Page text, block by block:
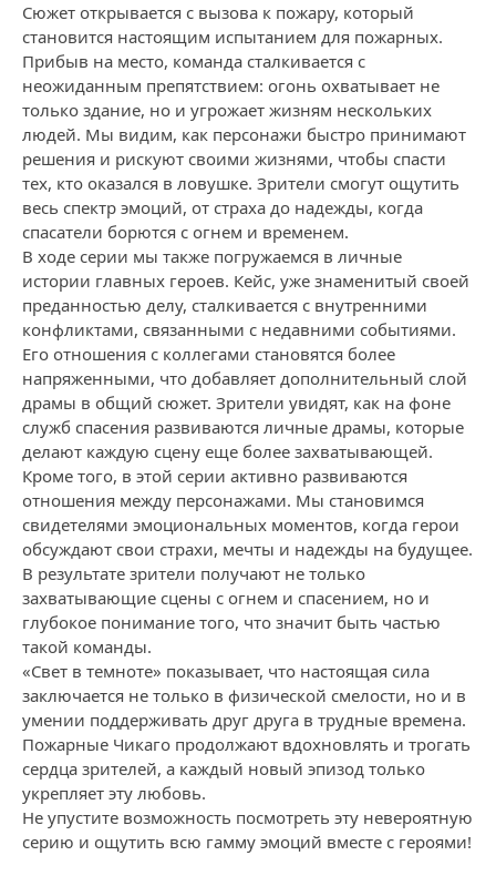
Сюжет открывается с вызова к пожару, который
становится настоящим испытанием для пожарных.
Прибыв на место, команда сталкивается с
неожиданным препятствием: огонь охватывает не
только здание, но и угрожает жизням нескольких
людей. Мы видим, как персонажи быстро принимают
решения и рискуют своими жизнями, чтобы спасти
тех, кто оказался в ловушке. Зрители смогут ощутить
весь спектр эмоций, от страха до надежды, когда
спасатели борются с огнем и временем.
В ходе серии мы также погружаемся в личные
истории главных героев. Кейс, уже знаменитый своей
преданностью делу, сталкивается с внутренними
конфликтами, связанными с недавними событиями.
Его отношения с коллегами становятся более
напряженными, что добавляет дополнительный слой
драмы в общий сюжет. Зрители увидят, как на фоне
служб спасения развиваются личные драмы, которые
делают каждую сцену еще более захватывающей.
Кроме того, в этой серии активно развиваются
отношения между персонажами. Мы становимся
свидетелями эмоциональных моментов, когда герои
обсуждают свои страхи, мечты и надежды на будущее.
В результате зрители получают не только
захватывающие сцены с огнем и спасением, но и
глубокое понимание того, что значит быть частью
такой команды.
«Свет в темноте» показывает, что настоящая сила
заключается не только в физической смелости, но и в
умении поддерживать друг друга в трудные времена.
Пожарные Чикаго продолжают вдохновлять и трогать
сердца зрителей, а каждый новый эпизод только
укрепляет эту любовь.
Не упустите возможность посмотреть эту невероятную
серию и ощутить всю гамму эмоций вместе с героями!